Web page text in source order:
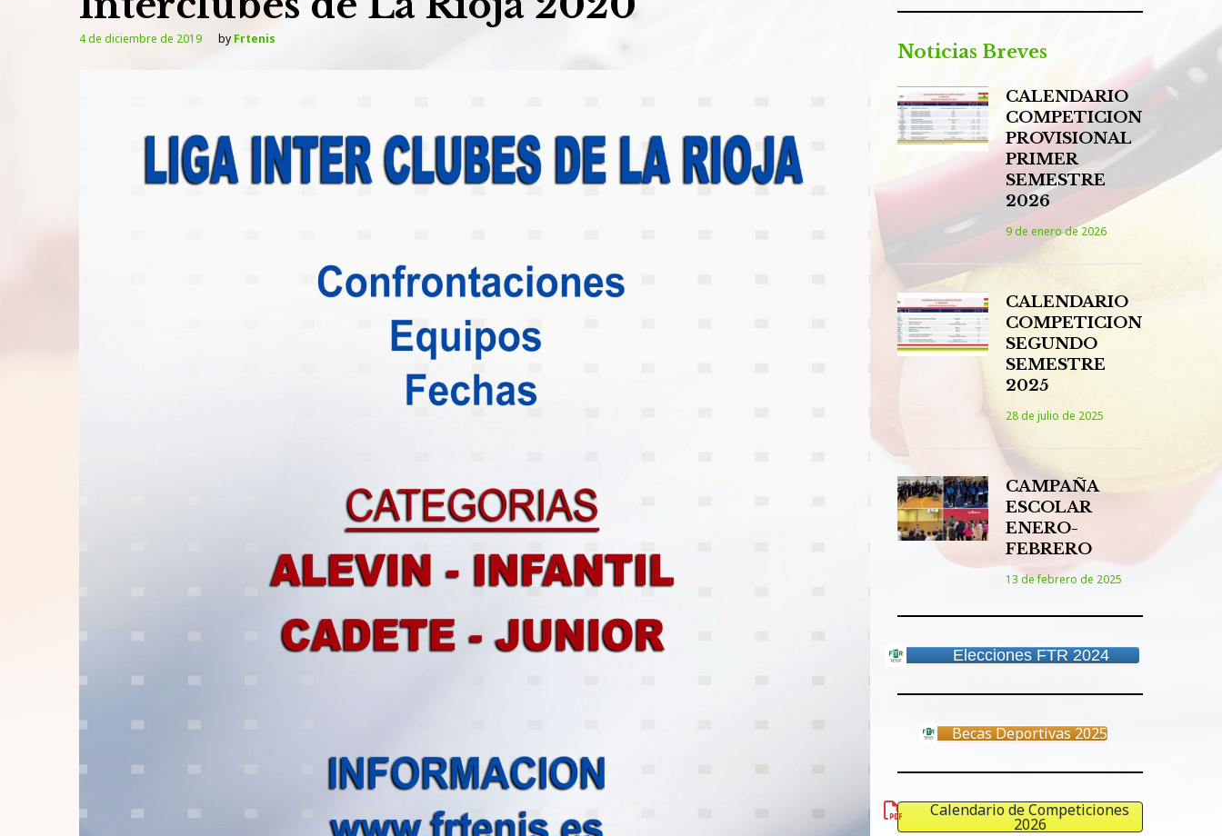
4 de diciembre de 2019 by Frtenis
Noticias Breves
CALENDARIO
COMPETICION
PROVISIONAL
PRIMER
SEMESTRE
2026
9 de enero de 2026
CALENDARIO
COMPETICION
SEGUNDO
SEMESTRE
2025
28 de julio de 2025
CAMPAÑA
ESCOLAR
ENERO-
FEBRERO
13 de febrero de 2025
Elecciones FTR 2024
Becas Deportivas 2025
Calendario de Competiciones
2026